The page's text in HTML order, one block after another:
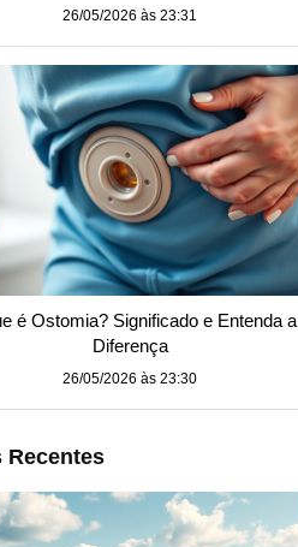
26/05/2026 às 23:31
é Ostomia? Significado e Entenda a
Diferença
26/05/2026 às 23:30
Recentes